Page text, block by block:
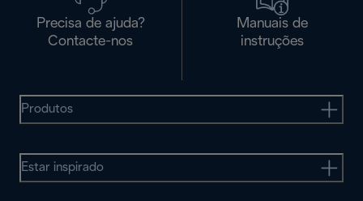
Precisa de ajuda?
Contacte-nos
Manuais de
instruções
Produtos
Estar inspirado